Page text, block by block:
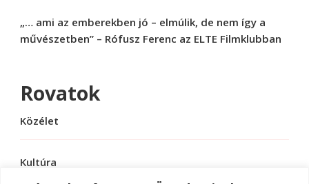
„… ami az emberekben jó – elmúlik, de nem így a
művészetben” – Rófusz Ferenc az ELTE Filmklubban
Rovatok
Közélet
Kultúra